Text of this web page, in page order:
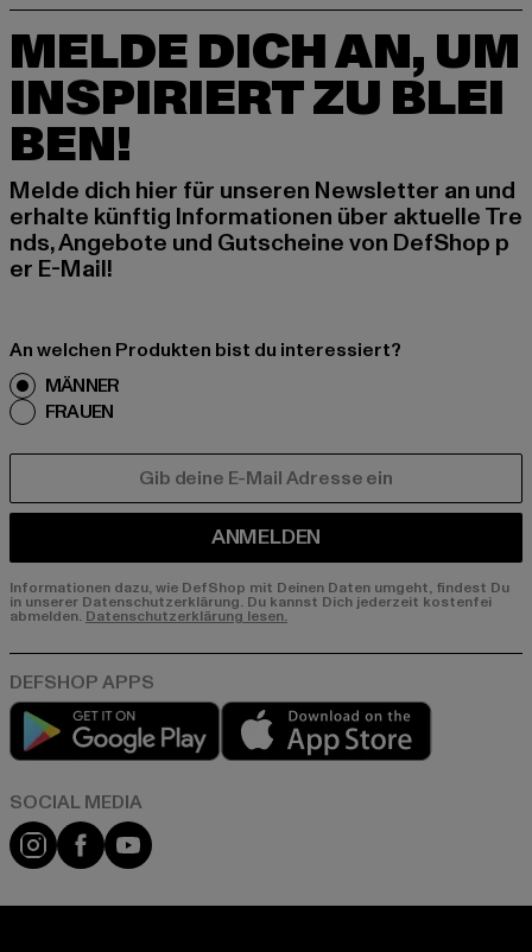
MELDE DICH AN, UM
INSPIRIERT ZU BLEI
BEN!
Melde dich hier für unseren Newsletter an und
erhalte künftig Informationen über aktuelle Tre
nds, Angebote und Gutscheine von DefShop p
er E-Mail!
An welchen Produkten bist du interessiert?
MÄNNER
FRAUEN
ANMELDEN
Informationen dazu, wie DefShop mit Deinen Daten umgeht, findest Du
in unserer Datenschutzerklärung. Du kannst Dich jederzeit kostenfei
abmelden. Datenschutzerklärung lesen.
Play market
App store
Instagram
FacebookYouTube